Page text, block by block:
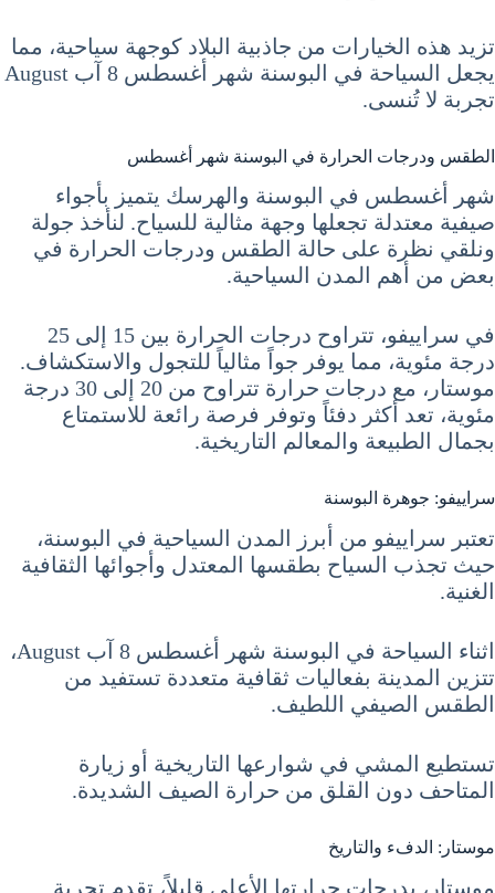
تزيد هذه الخيارات من جاذبية البلاد كوجهة سياحية، مما
يجعل السياحة في البوسنة شهر أغسطس 8 آب August
تجربة لا تُنسى.
الطقس ودرجات الحرارة في البوسنة شهر أغسطس
شهر أغسطس في البوسنة والهرسك يتميز بأجواء
صيفية معتدلة تجعلها وجهة مثالية للسياح. لنأخذ جولة
ونلقي نظرة على حالة الطقس ودرجات الحرارة في
بعض من أهم المدن السياحية.
في سراييفو، تتراوح درجات الحرارة بين 15 إلى 25
درجة مئوية، مما يوفر جواً مثالياً للتجول والاستكشاف.
موستار، مع درجات حرارة تتراوح من 20 إلى 30 درجة
مئوية، تعد أكثر دفئاً وتوفر فرصة رائعة للاستمتاع
بجمال الطبيعة والمعالم التاريخية.
سراييفو: جوهرة البوسنة
تعتبر سراييفو من أبرز المدن السياحية في البوسنة،
حيث تجذب السياح بطقسها المعتدل وأجوائها الثقافية
الغنية.
اثناء السياحة في البوسنة شهر أغسطس 8 آب August،
تتزين المدينة بفعاليات ثقافية متعددة تستفيد من
الطقس الصيفي اللطيف.
تستطيع المشي في شوارعها التاريخية أو زيارة
المتاحف دون القلق من حرارة الصيف الشديدة.
موستار: الدفء والتاريخ
موستار، بدرجات حرارتها الأعلى قليلاً، تقدم تجربة